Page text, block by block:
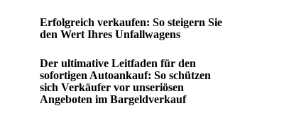
Erfolgreich verkaufen: So steigern Sie
den Wert Ihres Unfallwagens
Der ultimative Leitfaden für den
sofortigen Autoankauf: So schützen
sich Verkäufer vor unseriösen
Angeboten im Bargeldverkauf